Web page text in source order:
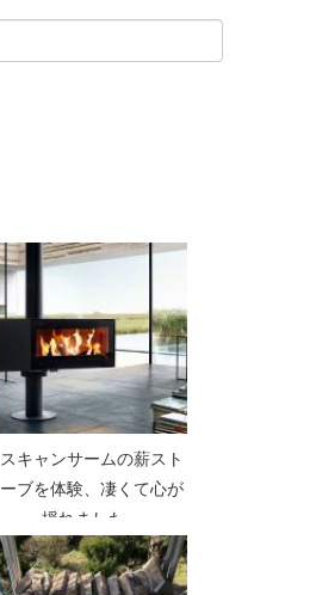
スキャンサームの薪スト
ーブを体験、凄くて心が
揺れました。